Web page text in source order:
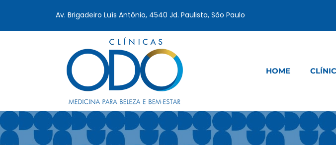
Av. Brigadeiro Luís Antônio, 4540 Jd. Paulista, São Paulo
HOME